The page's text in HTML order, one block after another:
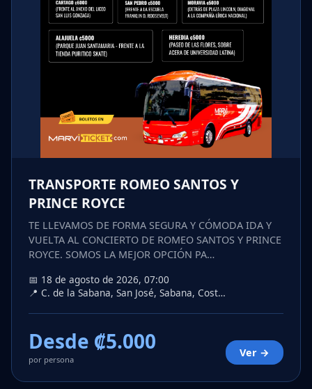
TRANSPORTE ROMEO SANTOS Y
PRINCE ROYCE
TE LLEVAMOS DE FORMA SEGURA Y CÓMODA IDA Y
VUELTA AL CONCIERTO DE ROMEO SANTOS Y PRINCE
ROYCE. SOMOS LA MEJOR OPCIÓN PA…
📅 18 de agosto de 2026, 07:00
📍 C. de la Sabana, San José, Sabana, Cost…
Desde ₡5.000
por persona
Ver →